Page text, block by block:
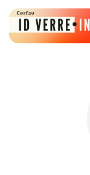
Aller
au